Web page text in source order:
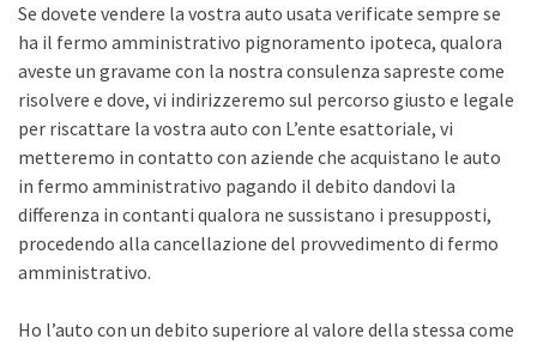
Se dovete vendere la vostra auto usata verificate sempre se
ha il fermo amministrativo pignoramento ipoteca, qualora
aveste un gravame con la nostra consulenza sapreste come
risolvere e dove, vi indirizzeremo sul percorso giusto e legale
per riscattare la vostra auto con L’ente esattoriale, vi
metteremo in contatto con aziende che acquistano le auto
in fermo amministrativo pagando il debito dandovi la
differenza in contanti qualora ne sussistano i presupposti,
procedendo alla cancellazione del provvedimento di fermo
amministrativo.
Ho l’auto con un debito superiore al valore della stessa come